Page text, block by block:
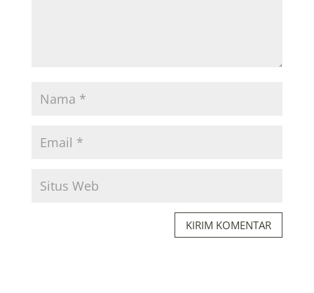
KIRIM KOMENTAR